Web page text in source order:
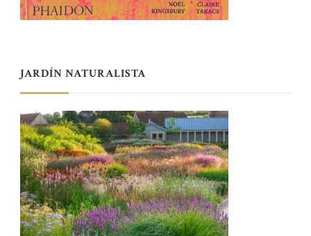
JARDÍN NATURALISTA